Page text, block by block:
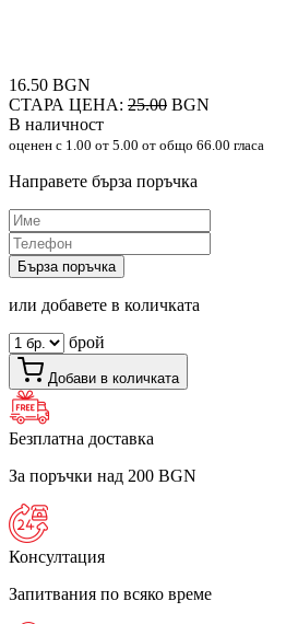
16.50 BGN
СТАРА ЦЕНА: 25.00 BGN
В наличност
оценен с 1.00 от 5.00 от общо 66.00 гласа
Направете бърза поръчка
Бърза поръчка
или добавете в количката
брой
Добави в количката
Безплатна доставка
За поръчки над 200 BGN
Консултация
Запитвания по всяко време